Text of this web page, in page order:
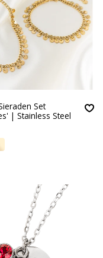
Set
| Stainless Steel